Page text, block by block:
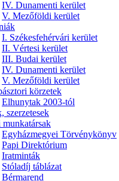
IV. Dunamenti kerület
V. Mezőföldi kerület
I. Székesfehérvári kerület
II. Vértesi kerület
III. Budai kerület
IV. Dunamenti kerület
V. Mezőföldi kerület
körzetek
Elhunytak 2003-tól
szerzetesek
Egyházmegyei Törvénykönyv
Papi Direktórium
Iratminták
Stóladíj táblázat
Bérmarend